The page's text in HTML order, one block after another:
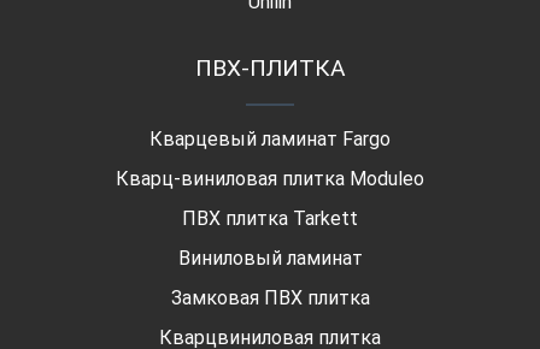
ПВХ-ПЛИТКА
Кварцевый ламинат Fargo
Кварц-виниловая плитка Moduleo
ПВХ плитка Tarkett
Виниловый ламинат
Замковая ПВХ плитка
Кварцвиниловая плитка